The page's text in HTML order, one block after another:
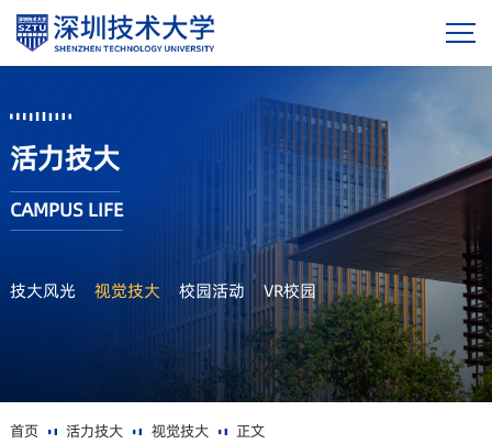
活力技大
CAMPUS LIFE
技大风光 视觉技大 校园活动 VR校园
首页 活力技大 视觉技大 正文